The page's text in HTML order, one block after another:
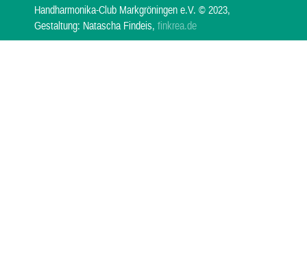
Handharmonika-Club Markgröningen e.V. © 2023,
Gestaltung: Natascha Findeis, finkrea.de